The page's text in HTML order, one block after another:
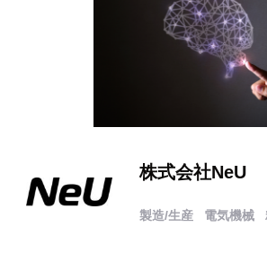
株式会社NeU
製造/生産 電気機械